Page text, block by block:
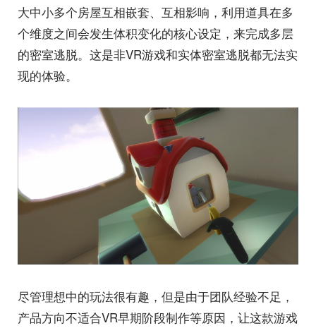
大中小多个房屋互相嵌套、互相影响，利用道具在多
个维度之间会发生体积变化的核心设定，来完成多层
的密室逃脱。这是非VR游戏和实体密室逃脱都无法实
现的体验。
尽管理想中的玩法很有趣，但是由于团队经验不足，
产品方向不适合VR早期阶段制作等原因，让这款游戏